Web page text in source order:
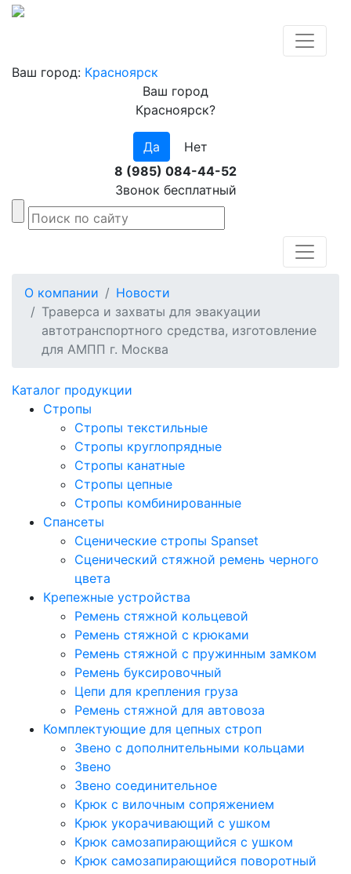
Ваш город: Красноярск
Ваш город
Красноярск?
Да
Нет
8 (985) 084-44-52
Звонок бесплатный
О компании
Новости
Траверса и захваты для эвакуации
автотранспортного средства, изготовление
для АМПП г. Москва
Каталог продукции
Стропы
Стропы текстильные
Стропы круглопрядные
Стропы канатные
Стропы цепные
Стропы комбинированные
Спансеты
Сценические стропы Spanset
Сценический стяжной ремень черного
цвета
Крепежные устройства
Ремень стяжной кольцевой
Ремень стяжной с крюками
Ремень стяжной с пружинным замком
Ремень буксировочный
Цепи для крепления груза
Ремень стяжной для автовоза
Комплектующие для цепных строп
Звено с дополнительными кольцами
Звено
Звено соединительное
Крюк с вилочным сопряжением
Крюк укорачивающий с ушком
Крюк самозапирающийся с ушком
Крюк самозапирающийся поворотный